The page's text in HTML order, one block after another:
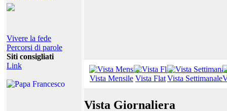
Vivere la fede
Percorsi di parole
Siti consigliati
Link
Vista Mensile Vista FlatVista Settimanale
Vista Giornaliera